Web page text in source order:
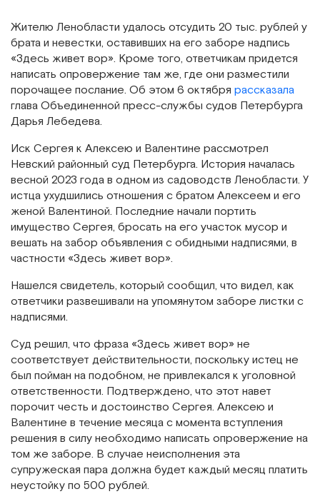
Жителю Ленобласти удалось отсудить 20 тыс. рублей у
брата и невестки, оставивших на его заборе надпись
«Здесь живет вор». Кроме того, ответчикам придется
написать опровержение там же, где они разместили
порочащее послание. Об этом 6 октября рассказала
глава Объединенной пресс-службы судов Петербурга
Дарья Лебедева.
Иск Сергея к Алексею и Валентине рассмотрел
Невский районный суд Петербурга. История началась
весной 2023 года в одном из садоводств Ленобласти. У
истца ухудшились отношения с братом Алексеем и его
женой Валентиной. Последние начали портить
имущество Сергея, бросать на его участок мусор и
вешать на забор объявления с обидными надписями, в
частности «Здесь живет вор».
Нашелся свидетель, который сообщил, что видел, как
ответчики развешивали на упомянутом заборе листки с
надписями.
Суд решил, что фраза «Здесь живет вор» не
соответствует действительности, поскольку истец не
был пойман на подобном, не привлекался к уголовной
ответственности. Подтверждено, что этот навет
порочит честь и достоинство Сергея. Алексею и
Валентине в течение месяца с момента вступления
решения в силу необходимо написать опровержение на
том же заборе. В случае неисполнения эта
супружеская пара должна будет каждый месяц платить
неустойку по 500 рублей.